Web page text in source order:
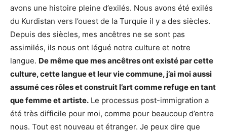
avons une histoire pleine d’exilés. Nous avons été exilés
du Kurdistan vers l’ouest de la Turquie il y a des siècles.
Depuis des siècles, mes ancêtres ne se sont pas
assimilés, ils nous ont légué notre culture et notre
langue. De même que mes ancêtres ont existé par cette
culture, cette langue et leur vie commune, j’ai moi aussi
assumé ces rôles et construit l’art comme refuge en tant
que femme et artiste. Le processus post-immigration a
été très difficile pour moi, comme pour beaucoup d’entre
nous. Tout est nouveau et étranger. Je peux dire que